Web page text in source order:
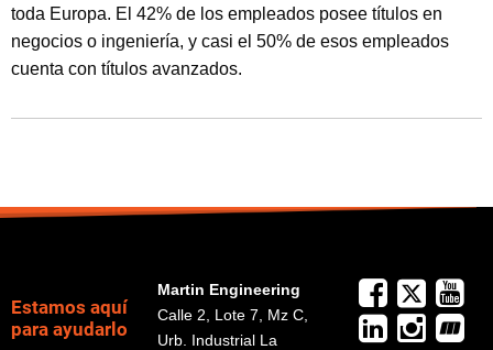
toda Europa. El 42% de los empleados posee títulos en
negocios o ingeniería, y casi el 50% de esos empleados
cuenta con títulos avanzados.
Estamos aquí
para ayudarlo
Martin Engineering
Calle 2, Lote 7, Mz C,
Urb. Industrial La